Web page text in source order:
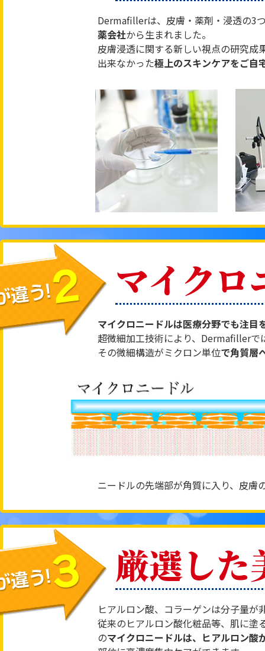
Dermafillerは、皮膚・薬剤・浸透の3
薬会社から生まれました。
皮膚浸透に関する新しい視点の研究成
出来なかった極上のスキンケアをご自
マイクロ
マイクロニードルは医療分野でも注目
超微細加工技術により、Dermafillerで
その微細構造がミクロン単位で角質層
ニードルの先端部が角質に入り、皮膚
厳選した
ヒアルロン酸、コラーゲンは分子量
従来のヒアルロン酸化粧品等、肌に
のマイクロニードルは、ヒアルロン酸